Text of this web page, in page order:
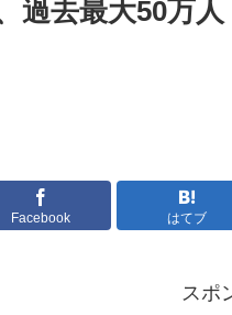
過去最大50万
Facebook はてブ
スポ